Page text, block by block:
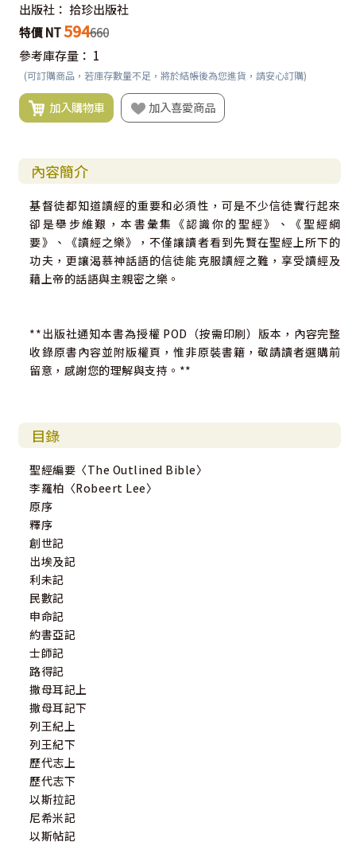
出版社： 拾珍出版社
特價 NT594660
參考庫存量： 1
(可訂購商品，若庫存數量不足，將於結帳後為您進貨，請安心訂購)
加入購物車 加入喜愛商品
內容簡介
基督徒都知道讀經的重要和必須性，可是不少信徒實行起來
卻是舉步維艱，本書彙集《認識你的聖經》、《聖經綱
要》、《讀經之樂》，不僅讓讀者看到先賢在聖經上所下的
功夫，更讓渴慕神話語的信徒能克服讀經之難，享受讀經及
藉上帝的話語與主親密之樂。
**出版社通知本書為授權 POD（按需印刷）版本，內容完整
收錄原書內容並附版權頁，惟非原裝書籍，敬請讀者選購前
留意，感謝您的理解與支持。**
目錄
聖經編要〈The Outlined Bible〉
李羅柏〈Robeert Lee〉
原序
釋序
創世記
出埃及記
利未記
民數記
申命記
約書亞記
士師記
路得記
撒母耳記上
撒母耳記下
列王紀上
列王紀下
歷代志上
歷代志下
以斯拉記
尼希米記
以斯帖記